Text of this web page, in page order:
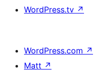
WordPress.tv ↗
WordPress.com ↗
Matt ↗